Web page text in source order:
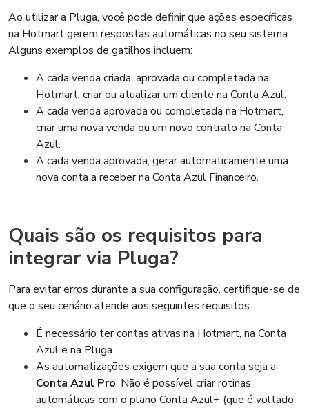
Ao utilizar a Pluga, você pode definir que ações específicas
na Hotmart gerem respostas automáticas no seu sistema.
Alguns exemplos de gatilhos incluem:
A cada venda criada, aprovada ou completada na
Hotmart, criar ou atualizar um cliente na Conta Azul.
A cada venda aprovada ou completada na Hotmart,
criar uma nova venda ou um novo contrato na Conta
Azul.
A cada venda aprovada, gerar automaticamente uma
nova conta a receber na Conta Azul Financeiro.
Quais são os requisitos para
integrar via Pluga?
Para evitar erros durante a sua configuração, certifique-se de
que o seu cenário atende aos seguintes requisitos:
É necessário ter contas ativas na Hotmart, na Conta
Azul e na Pluga.
As automatizações exigem que a sua conta seja a
Conta Azul Pro. Não é possível criar rotinas
automáticas com o plano Conta Azul+ (que é voltado